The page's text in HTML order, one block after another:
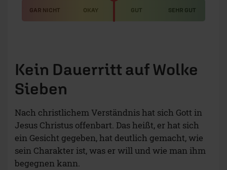
GAR NICHT OKAY GUT SEHR GUT
Kein Dauerritt auf Wolke
Sieben
Nach christlichem Verständnis hat sich Gott in
Jesus Christus offenbart. Das heißt, er hat sich
ein Gesicht gegeben, hat deutlich gemacht, wie
sein Charakter ist, was er will und wie man ihm
begegnen kann.